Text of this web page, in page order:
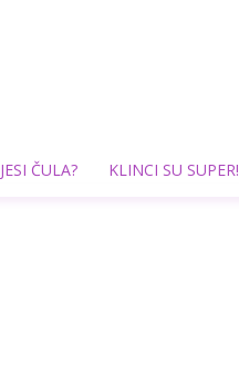
JESI ČULA? KLINCI SU SUPER!